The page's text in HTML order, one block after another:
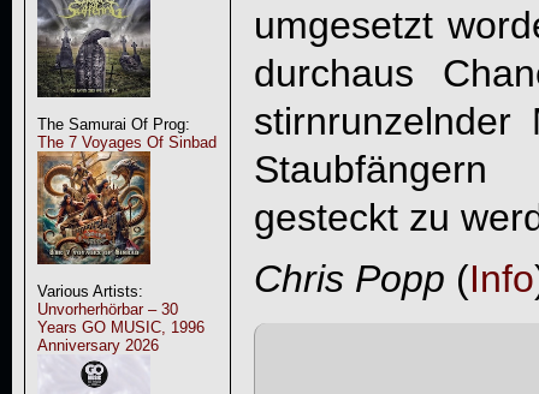
The Samurai Of Prog:
The 7 Voyages Of Sinbad
Various Artists:
Unvorherhörbar – 30
Years GO MUSIC, 1996
Anniversary 2026
umgesetzt
durchaus
gesteckt zu
Chris Popp (Info